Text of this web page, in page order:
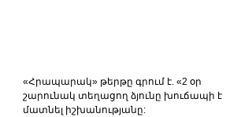
«Հրապարակ» թերթը գրում է. «2 օր
շարունակ տեղացող ձյունը խուճապի է
մատնել իշխանությանը: